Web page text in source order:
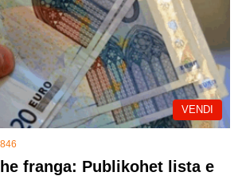
VENDI
846
franga: Publikohet lista e